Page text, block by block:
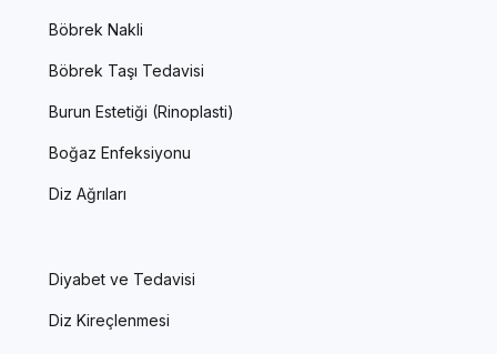
Böbrek Nakli
Böbrek Taşı Tedavisi
Burun Estetiği (Rinoplasti)
Boğaz Enfeksiyonu
Diz Ağrıları
Diyabet ve Tedavisi
Diz Kireçlenmesi